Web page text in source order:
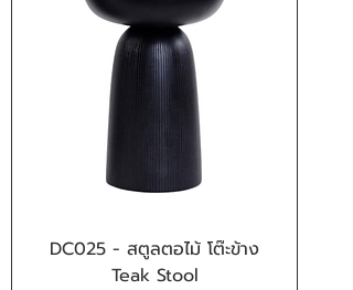
DC025 - สตูลตอไม้ โต๊ะข้าง
Teak Stool